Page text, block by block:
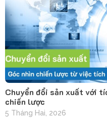
Chuyển đổi sản xuất với
chiến lược
5 Tháng Hai, 2026